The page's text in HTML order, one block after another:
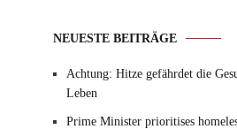
NEUESTE BEITRÄGE
Achtung: Hitze gefährdet die
Leben
Prime Minister prioritises